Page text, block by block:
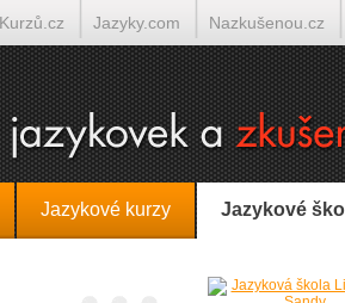
Jazykové kurzy Jazykové
Jazyky.com Nazkušenou.cz
Tlumočí.cz